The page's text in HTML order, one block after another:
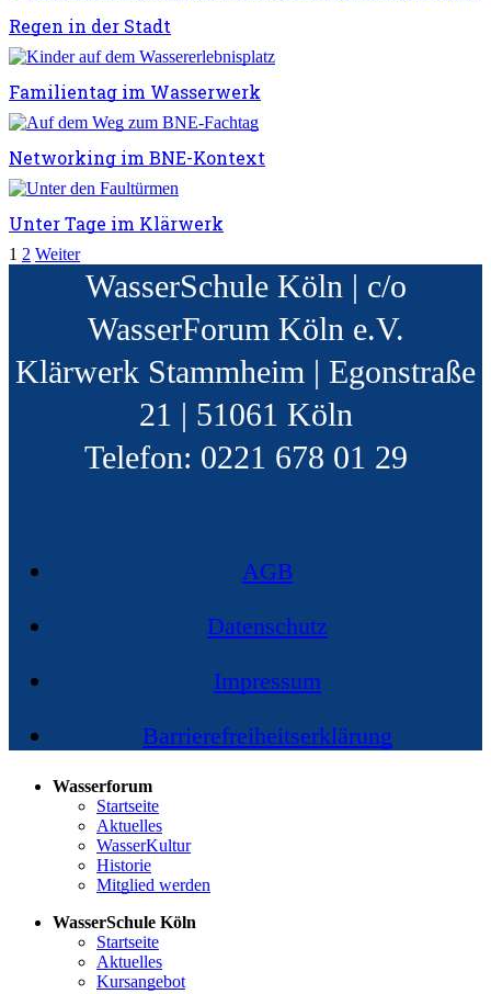
Regen in der Stadt
Familientag im Wasserwerk
Networking im BNE-Kontext
Unter Tage im Klärwerk
1 2 Weiter
WasserSchule Köln | c/o
WasserForum Köln e.V.
Klärwerk Stammheim | Egonstraße
21 | 51061 Köln
Telefon: 0221 678 01 29
AGB
Datenschutz
Impressum
Barrierefreiheitserklärung
Wasserforum
Startseite
Aktuelles
WasserKultur
Historie
Mitglied werden
WasserSchule Köln
Startseite
Aktuelles
Kursangebot